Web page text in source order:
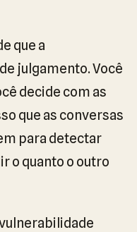
que a
julgamento. Você
decide com as
que as conversas
para detectar
o quanto o outro